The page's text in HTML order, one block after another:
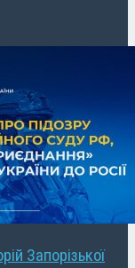
Запорізької